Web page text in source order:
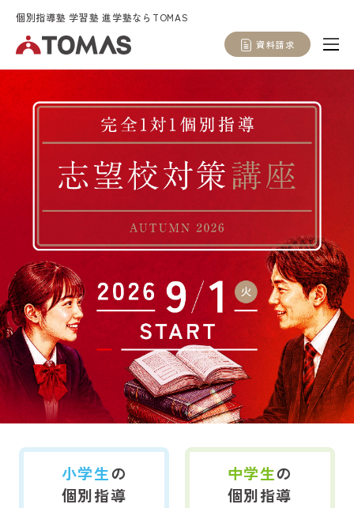
個別指導塾 学習塾 進学塾ならTOMAS
資料請求
小学生の
個別指導
中学生の
個別指導